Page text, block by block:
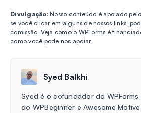
Divulgação: Nosso conteúdo é apoiado
se você clicar em alguns de nossos links,
comissão. Veja como o WPForms é
como você pode nos apoiar.
Syed Balkhi
Syed é o cofundador do WPForms
do WPBeginner e Awesome